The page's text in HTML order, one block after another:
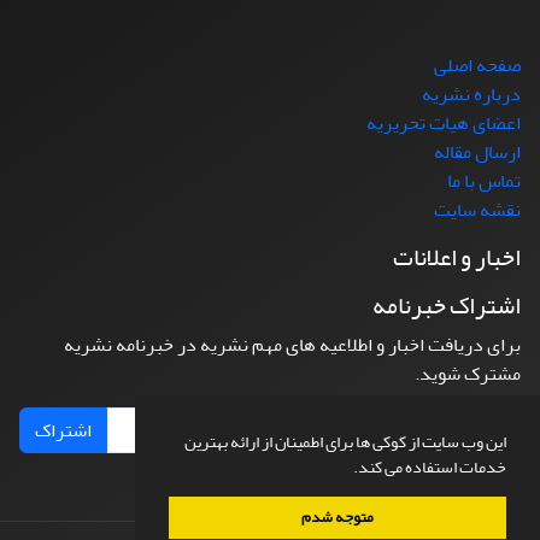
این وب سایت از کوکی ها برای اطمینان از ارائه بهترین
خدمات استفاده می کند.
متوجه شدم
صفحه اصلی
درباره نشریه
اعضای هیات تحریریه
ارسال مقاله
تماس با ما
نقشه سایت
اخبار و اعلانات
اشتراک خبرنامه
برای دریافت اخبار و اطلاعیه های مهم نشریه در خبرنامه نشریه
مشترک شوید.
اشتراک